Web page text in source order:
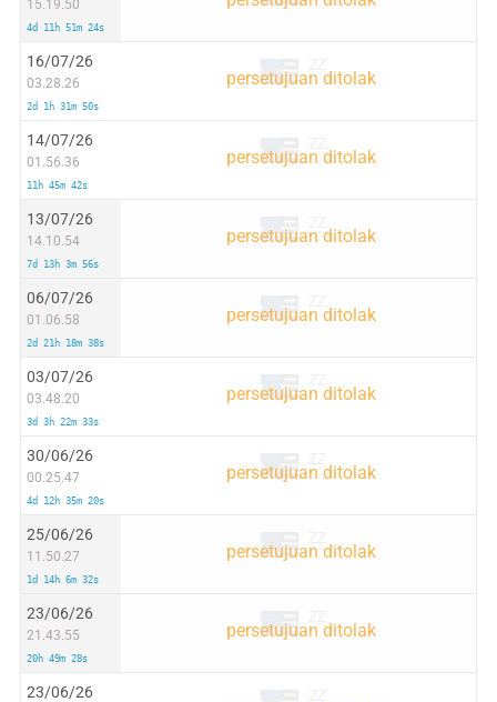
15.19.50
4d 11h 51m 24s
16/07/26
03.28.26
2d 1h 31m 50s
14/07/26
01.56.36
11h 45m 42s
13/07/26
14.10.54
7d 13h 3m 56s
06/07/26
01.06.58
2d 21h 18m 38s
03/07/26
03.48.20
3d 3h 22m 33s
30/06/26
00.25.47
4d 12h 35m 20s
25/06/26
11.50.27
1d 14h 6m 32s
23/06/26
21.43.55
20h 49m 28s
23/06/26